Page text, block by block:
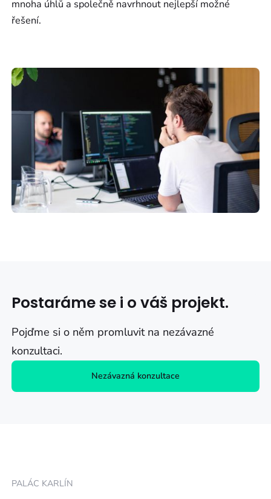
mnoha úhlů a společně navrhnout nejlepší možné
řešení.
Postaráme se i o váš projekt.
Pojďme si o něm promluvit na nezávazné
konzultaci.
Nezávazná konzultace
PALÁC KARLÍN